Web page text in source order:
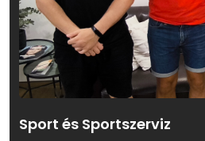
Sport és Sportszerviz